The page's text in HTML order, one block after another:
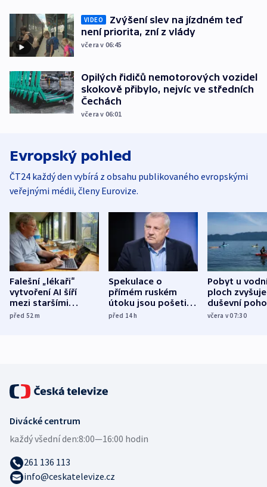
VIDEO
Zvýšení slev na jízdném teď
není priorita, zní z vlády
včera v 06:45
Opilých řidičů nemotorových vozidel
skokově přibylo, nejvíc ve středních
Čechách
včera v 06:01
Evropský pohled
ČT24 každý den vybírá z obsahu publikovaného evropskými
veřejnými médii, členy Eurovize.
Falešní „lékaři“
vytvoření AI šíří
mezi staršími
Poláky nebezpečné
před 52m
Spekulace o
přímém ruském
útoku jsou pošetilé,
míní estonský
před 14h
Pobyt u
ploch zvyšuje
duševní
ukázala
včera v 07:30
Divácké centrum
každý všední den:8:00—16:00 hodin
261 136 113
info@ceskatelevize.cz